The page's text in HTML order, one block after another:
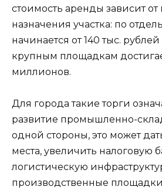
стоимость аренды зависит
назначения участка: по
начинается от 140 тыс. рублей
крупным площадкам
миллионов.
Для города такие торги
развитие промышленно-
одной стороны, это может
места, увеличить налоговую
логистическую
производственные